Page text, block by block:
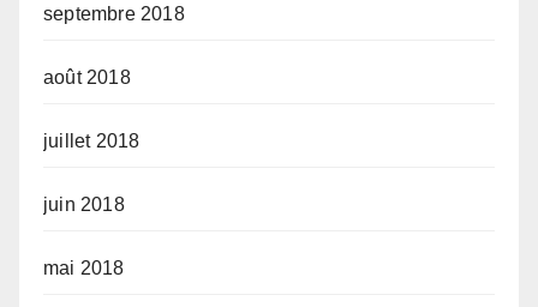
septembre 2018
août 2018
juillet 2018
juin 2018
mai 2018